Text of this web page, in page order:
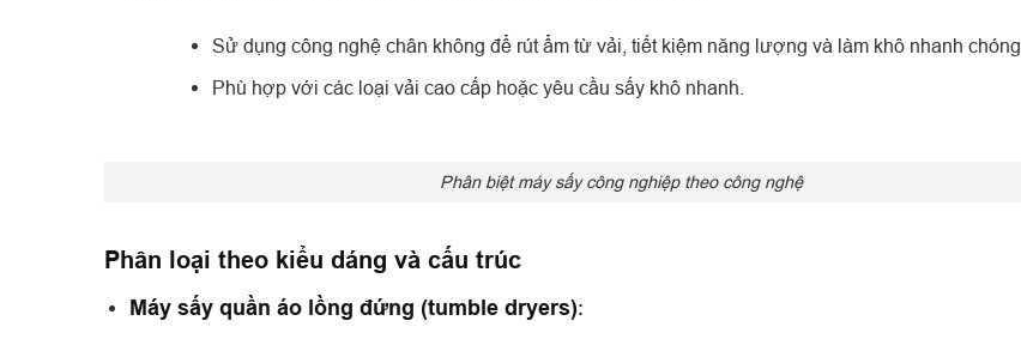
Sử dụng công nghệ chân không để rút ẩm từ vải, tiết kiệm năng lượng và làm khô nhanh chóng.
Phù hợp với các loại vải cao cấp hoặc yêu cầu sấy khô nhanh.
Phân biệt máy sấy công nghiệp theo công nghệ
Phân loại theo kiểu dáng và cấu trúc
Máy sấy quần áo lồng đứng (tumble dryers):